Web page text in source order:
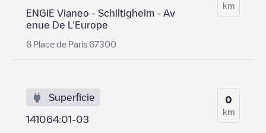
ENGIE Vianeo - Schiltigheim - Av
enue De L'Europe
6 Place de Paris 67300
km
Superficie
141064:01-03
0
km